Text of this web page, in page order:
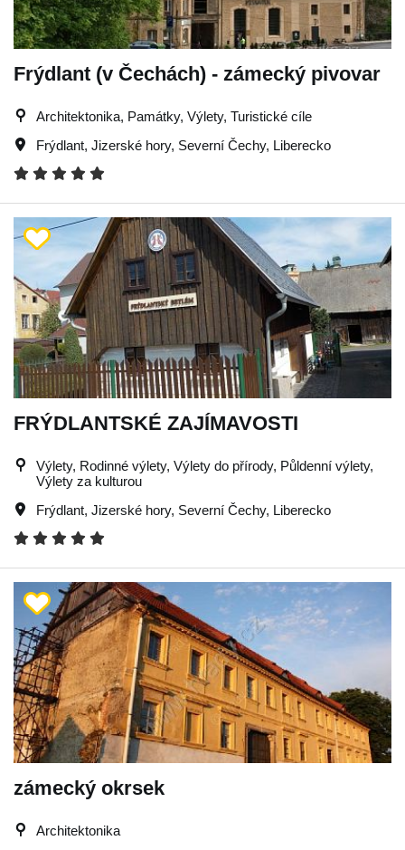
Frýdlant (v Čechách) - zámecký pivovar
Architektonika, Památky, Výlety, Turistické cíle
Frýdlant, Jizerské hory, Severní Čechy, Liberecko
FRÝDLANTSKÉ ZAJÍMAVOSTI
Výlety, Rodinné výlety, Výlety do přírody, Půldenní výlety,
Výlety za kulturou
Frýdlant, Jizerské hory, Severní Čechy, Liberecko
zámecký okrsek
Architektonika